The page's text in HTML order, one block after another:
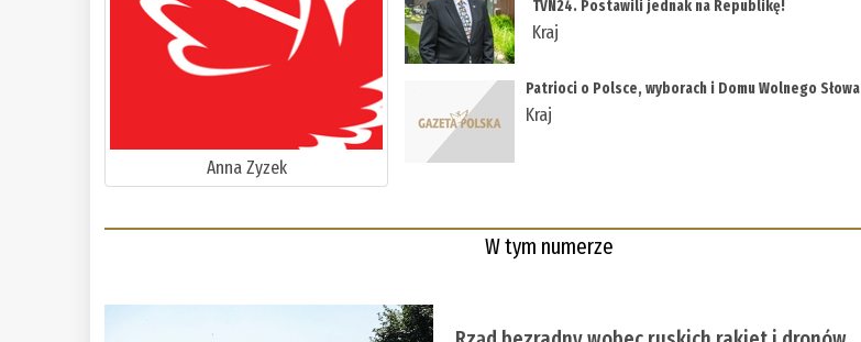
Anna Zyzek
TVN24. Postawili jednak na Republikę!
Kraj
Patrioci o Polsce, wyborach i Domu Wolnego Słowa
Kraj
W tym numerze